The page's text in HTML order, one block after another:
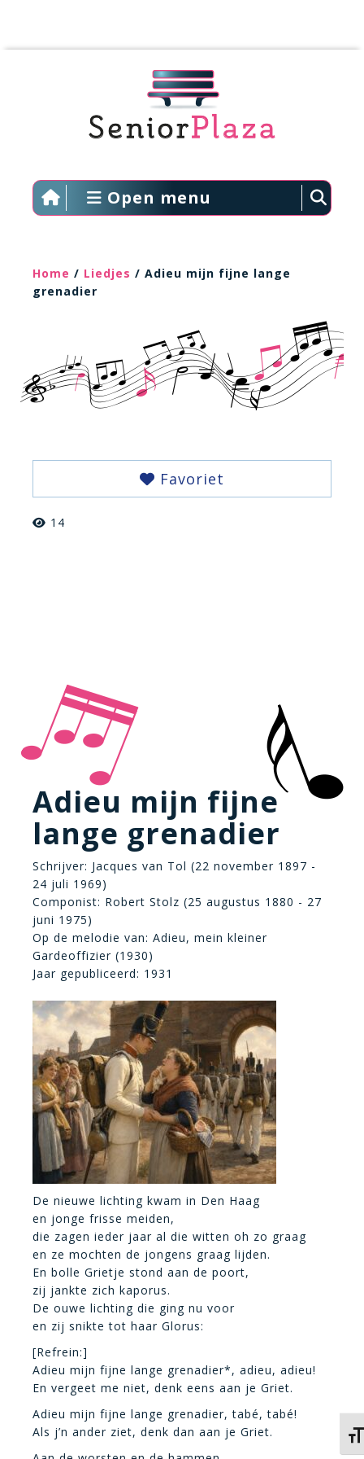
Open menu
Home / Liedjes / Adieu mijn fijne lange
grenadier
Favoriet
14
Adieu mijn fijne
lange grenadier
Schrijver: Jacques van Tol (22 november 1897 -
24 juli 1969)
Componist: Robert Stolz (25 augustus 1880 - 27
juni 1975)
Op de melodie van: Adieu, mein kleiner
Gardeoffizier (1930)
Jaar gepubliceerd: 1931
De nieuwe lichting kwam in Den Haag
en jonge frisse meiden,
die zagen ieder jaar al die witten oh zo graag
en ze mochten de jongens graag lijden.
En bolle Grietje stond aan de poort,
zij jankte zich kaporus.
De ouwe lichting die ging nu voor
en zij snikte tot haar Glorus:
[Refrein:]
Adieu mijn fijne lange grenadier*, adieu, adieu!
En vergeet me niet, denk eens aan je Griet.
Adieu mijn fijne lange grenadier, tabé, tabé!
Als j’n ander ziet, denk dan aan je Griet.